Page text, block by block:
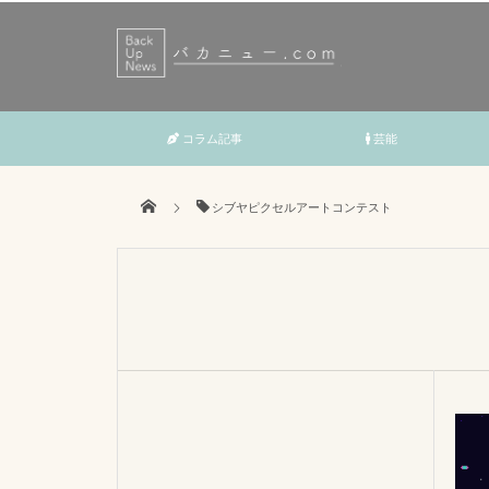
コラム記事 芸能
シブヤピクセルアートコンテスト